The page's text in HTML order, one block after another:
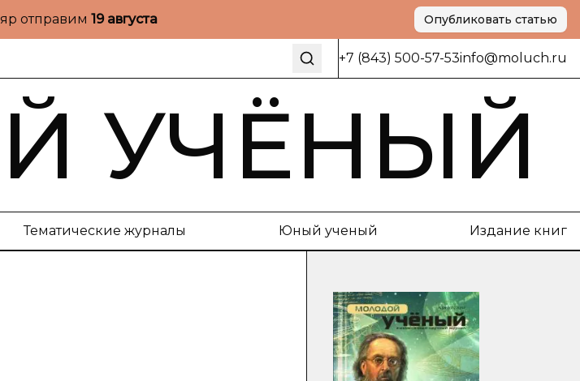
отправим 19 августа Опубликовать статью
+7 (843) 500-57-53info@moluch.ru
УЧЁНЫЙ
Тематические журналы Юный ученый Издание книг